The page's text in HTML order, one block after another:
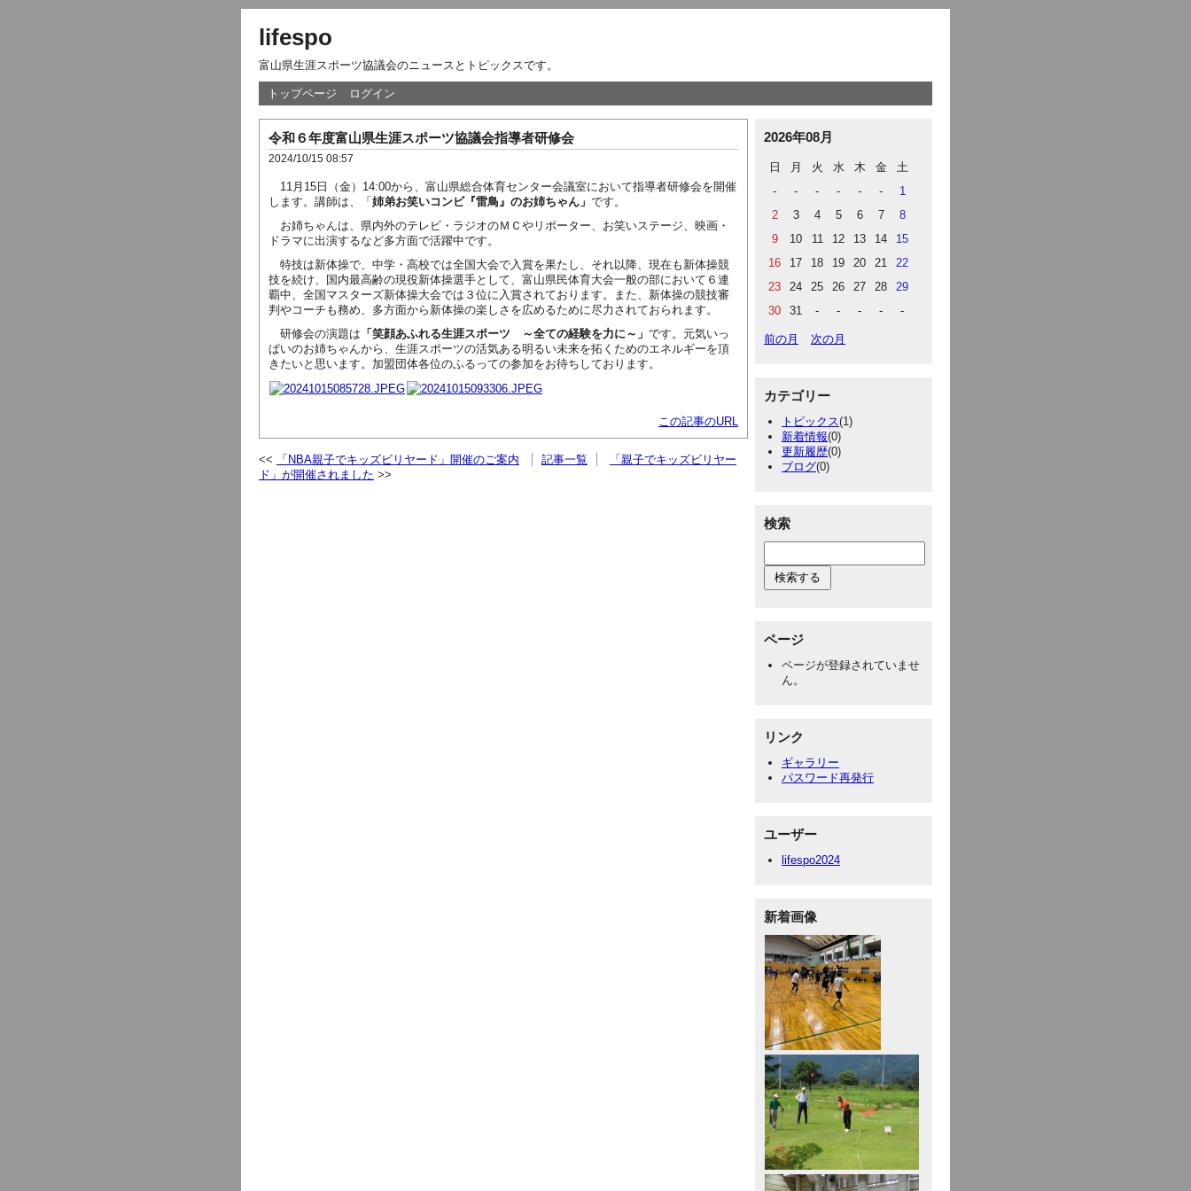
lifespo
富山県生涯スポーツ協議会のニュースとトピックスです。
トップページ ログイン
令和６年度富山県生涯スポーツ協議会指導者研修会
2024/10/15 08:57
11月15日（金）14:00から、富山県総合体育センター会議室において指導者研修会を開催
します。講師は、「 姉弟お笑いコンビ『雷鳥』のお姉ちゃん」 です。
お姉ちゃんは、県内外のテレビ・ラジオのＭＣやリポーター、お笑いステージ、映画・
ドラマに出演するなど多方面で活躍中です。
特技は新体操で、中学・高校では全国大会で入賞を果たし、それ以降、現在も新体操競
技を続け、国内最高齢の現役新体操選手として、富山県民体育大会一般の部において６連
覇中、全国マスターズ新体操大会では３位に入賞されております。また、新体操の競技審
判やコーチも務め、多方面から新体操の楽しさを広めるために尽力されておられます。
研修会の演題は 「笑顔あふれる生涯スポーツ ～全ての経験を力に～」 です。元気いっ
ぱいのお姉ちゃんから、生涯スポーツの活気ある明るい未来を拓くためのエネルギーを頂
きたいと思います。加盟団体各位のふるっての参加をお待ちしております。
この記事のURL
「NBA親子でキッズビリヤード」開催のご案内 記事一覧
「親子でキッズビリヤー
ド」が開催されました
2026年08月
日 月 火 水 木 金
土
-
- - - - -
1
2
3 4 5 6 7
8
9
10 11 12 13 14
15
16
17 18 19 20 21
22
23
24 25 26 27 28
29
30
31 - - - - -
前の月 次の月
カテゴリー
トピックス(1)
新着情報(0)
更新履歴(0)
ブログ(0)
検索
ページ
ページが登録されていませ
ん。
リンク
ギャラリー
パスワード再発行
ユーザー
lifespo2024
新着画像